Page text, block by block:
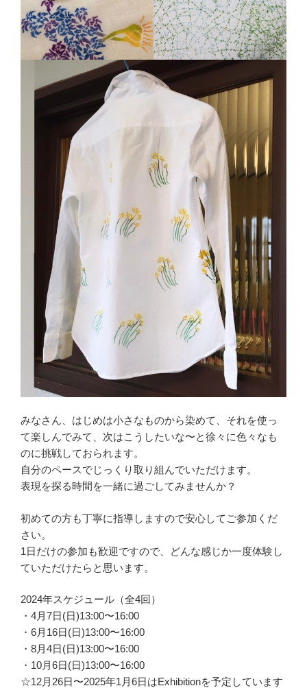
みなさん、はじめは小さなものから染めて、それを使っ
て楽しんでみて、次はこうしたいな〜と徐々に色々なも
のに挑戦しておられます。
自分のペースでじっくり取り組んでいただけます。
表現を探る時間を一緒に過ごしてみませんか？
初めての方も丁寧に指導しますので安心してご参加くだ
さい。
1日だけの参加も歓迎ですので、どんな感じか一度体験し
ていただけたらと思います。
2024年スケジュール（全4回）
・4月7日(日)13:00〜16:00
・6月16日(日)13:00〜16:00
・8月4日(日)13:00〜16:00
・10月6日(日)13:00〜16:00
☆12月26日〜2025年1月6日はExhibitionを予定しています